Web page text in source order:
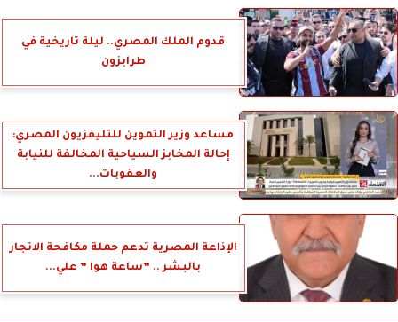
قدوم الملك المصري.. ليلة تاريخية في
طرابزون
مساعد وزير التموين للتليفزيون المصري:
إحالة المخابز السياحية المخالفة للنيابة
والعقوبات...
الإذاعة المصرية تدعم حملة مكافحة الاتجار
بالبشر .. ”ساعة هوا ” علي...